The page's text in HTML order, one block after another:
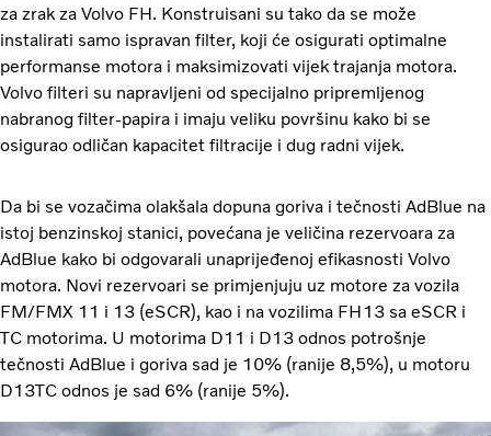
za zrak za Volvo FH. Konstruisani su tako da se može
instalirati samo ispravan filter, koji će osigurati optimalne
performanse motora i maksimizovati vijek trajanja motora.
Volvo filteri su napravljeni od specijalno pripremljenog
nabranog filter-papira i imaju veliku površinu kako bi se
osigurao odličan kapacitet filtracije i dug radni vijek.
Da bi se vozačima olakšala dopuna goriva i tečnosti AdBlue na
istoj benzinskoj stanici, povećana je veličina rezervoara za
AdBlue kako bi odgovarali unaprijeđenoj efikasnosti Volvo
motora. Novi rezervoari se primjenjuju uz motore za vozila
FM/FMX 11 i 13 (eSCR), kao i na vozilima FH13 sa eSCR i
TC motorima. U motorima D11 i D13 odnos potrošnje
tečnosti AdBlue i goriva sad je 10% (ranije 8,5%), u motoru
D13TC odnos je sad 6% (ranije 5%).